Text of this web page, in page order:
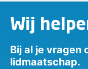
Wij
Bij al je vragen
lidmaatschap.